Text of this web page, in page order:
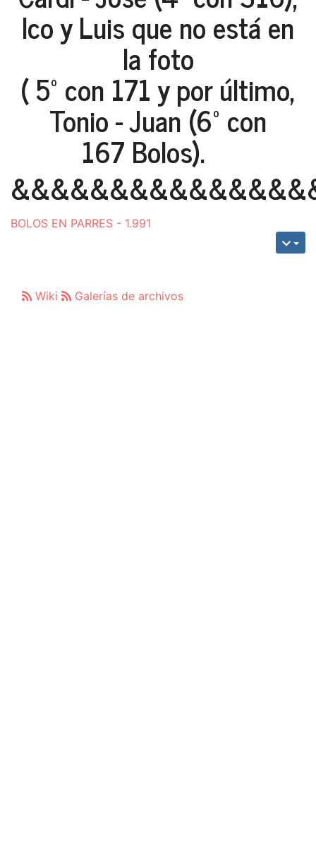
Ico y Luis que no está en
la foto
( 5º con 171 y por último,
Tonio - Juan (6º con
167 Bolos).
BOLOS EN PARRES - 1.991
Wiki Galerías de archivos